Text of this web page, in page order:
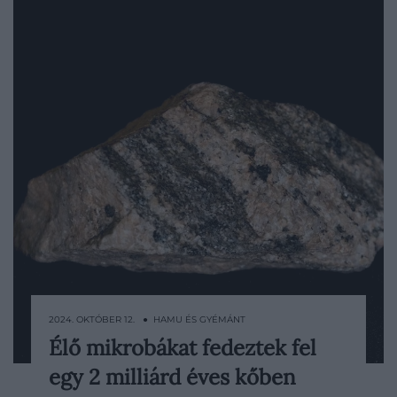
A csodával határos felfedezés a valaha
fellelt legkorábbi élő mikrobiális
2024. OKTÓBER 12. ● HAMU ÉS GYÉMÁNT
Élő mikrobákat fedeztek fel
egy 2 milliárd éves kőben